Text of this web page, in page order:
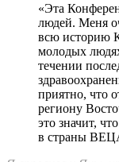
«Эта
людей. Меня
всю историю
молодых
течении
приятно, что
региону
это значит,
в страны